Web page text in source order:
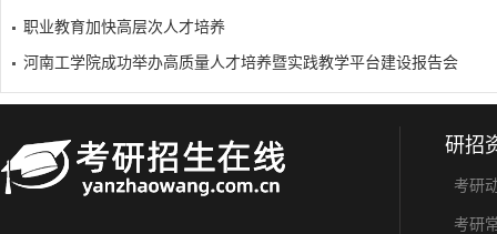
职业教育加快高层次人才培养
河南工学院成功举办高质量人才培养暨实践教学平台建设报告会
研招
考研
考研